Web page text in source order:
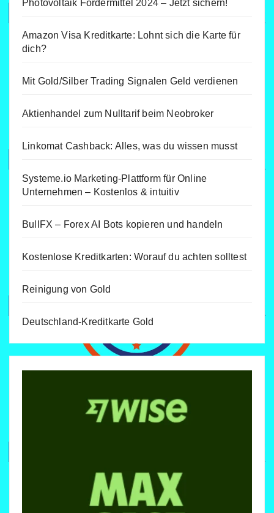
Photovoltaik Fördermittel 2024 – Jetzt sichern!
Amazon Visa Kreditkarte: Lohnt sich die Karte für
dich?
Mit Gold/Silber Trading Signalen Geld verdienen
Aktienhandel zum Nulltarif beim Neobroker
Linkomat Cashback: Alles, was du wissen musst
Systeme.io Marketing-Plattform für Online
Unternehmen – Kostenlos & intuitiv
BullFX – Forex AI Bots kopieren und handeln
Kostenlose Kreditkarten: Worauf du achten solltest
Reinigung von Gold
Deutschland-Kreditkarte Gold